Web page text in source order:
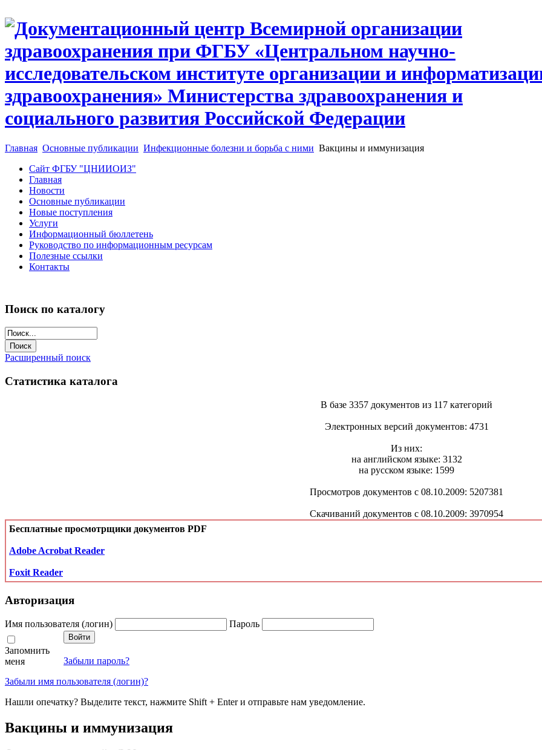
Главная Основные публикации Инфекционные болезни и борьба с ними Вакцины и иммунизация
Сайт ФГБУ "ЦНИИОИЗ"
Главная
Новости
Основные публикации
Новые поступления
Услуги
Информационный бюллетень
Руководство по информационным ресурсам
Полезные ссылки
Контакты
Поиск по каталогу
Расширенный поиск
Статистика каталога
В базе 3357 документов из 117 категорий
Электронных версий документов: 4731
Из них:
на английском языке: 3132
на русском языке: 1599
Просмотров документов с 08.10.2009: 5207381
Скачиваний документов с 08.10.2009: 3970954
Бесплатные просмотрщики документов PDF
Adobe Acrobat Reader
Foxit Reader
Авторизация
Имя пользователя (логин) Пароль
Запомнить
меня
Забыли пароль?
Забыли имя пользователя (логин)?
Нашли опечатку? Выделите текст, нажмите Shift + Enter и отправьте нам уведомление.
Вакцины и иммунизация